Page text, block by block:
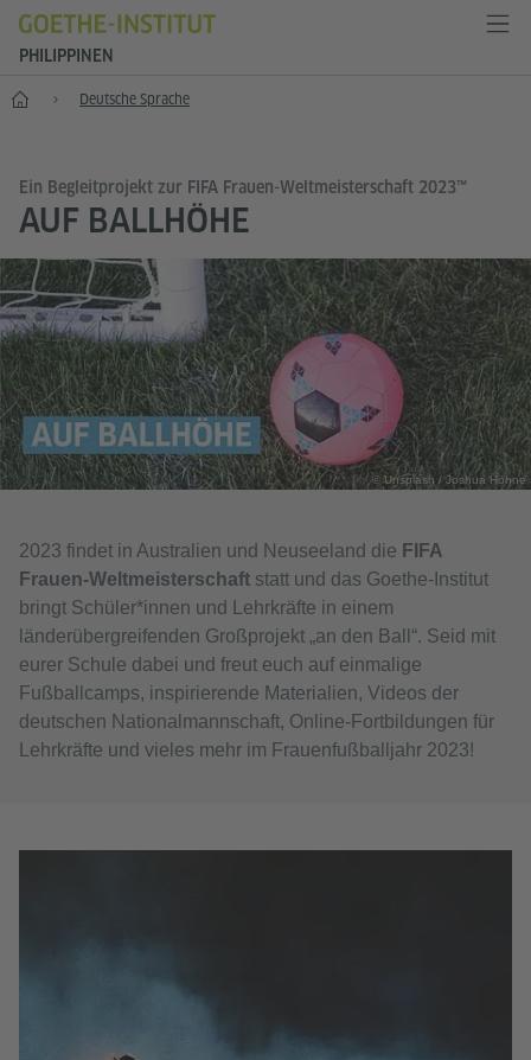
PHILIPPINEN
Start Deutsche Sprache
Ein Begleitprojekt zur FIFA Frauen-Weltmeisterschaft 2023™
AUF BALLHÖHE
© Unsplash / Joshua Höhne
2023 findet in Australien und Neuseeland die FIFA
Frauen-Weltmeisterschaft statt und das Goethe-Institut
bringt Schüler*innen und Lehrkräfte in einem
länderübergreifenden Großprojekt „an den Ball“. Seid mit
eurer Schule dabei und freut euch auf einmalige
Fußballcamps, inspirierende Materialien, Videos der
deutschen Nationalmannschaft, Online-Fortbildungen für
Lehrkräfte und vieles mehr im Frauenfußballjahr 2023!